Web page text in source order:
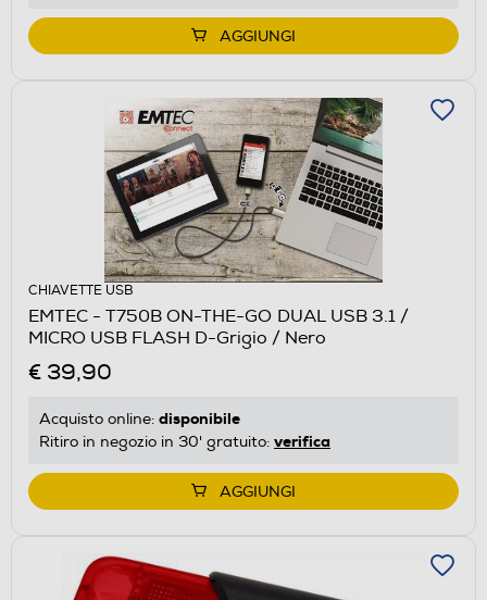
AGGIUNGI
CHIAVETTE USB
EMTEC - T750B ON-THE-GO DUAL USB 3.1 /
MICRO USB FLASH D-Grigio / Nero
€ 39,90
Acquisto online: disponibile
Ritiro in negozio in 30' gratuito: verifica
AGGIUNGI